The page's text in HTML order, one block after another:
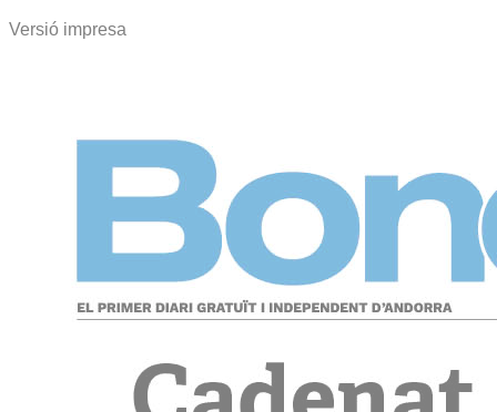
Versió impresa